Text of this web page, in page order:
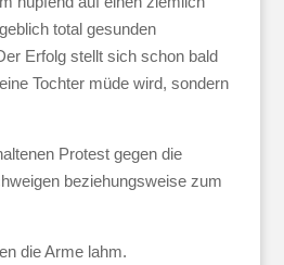
total gesunden
Erfolg stellt sich schon bald
Tochter müde wird, sondern
Protest gegen die
beziehungsweise zum
die Arme lahm.